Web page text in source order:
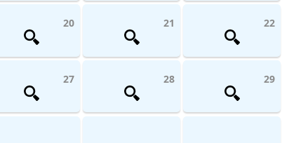
20 21 22
27 28 29